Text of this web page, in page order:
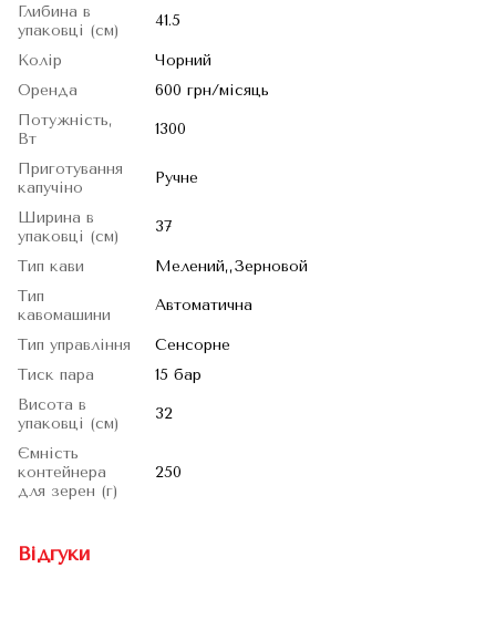
Глибина в
упаковці (см)
41.5
Колір
Чорний
Оренда
600 грн/місяць
Потужність,
Вт
1300
Приготування
капучіно
Ручне
Ширина в
упаковці (см)
37
Тип кави
Мелений,,Зерновой
Тип
кавомашини
Автоматична
Тип управління
Сенсорне
Тиск пара
15 бар
Висота в
упаковці (см)
32
Ємність
контейнера
для зерен (г)
250
Відгуки